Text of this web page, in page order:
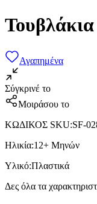
Αγαπημένα
Σύγκρινέ το
Μοιράσου το
ΚΩΔΙΚΟΣ SKU:SF-
Ηλικία:12+ Μηνών
Υλικό:Πλαστικά
Δες όλα τα